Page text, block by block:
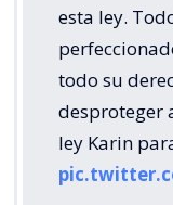
esta ley.
todo su
desproteger
ley Karin